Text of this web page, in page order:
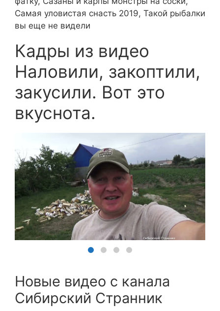
Самая уловистая снасть 2019, Такой рыбалки
вы еще не видели
Кадры из видео
Наловили, закоптили,
закусили. Вот это
вкуснота.
Новые видео с канала
Сибирский Странник